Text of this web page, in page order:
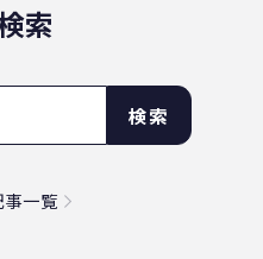
索
検索
事一覧